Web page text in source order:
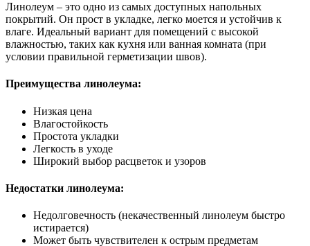
Линолеум – это одно из самых доступных напольных
покрытий. Он прост в укладке, легко моется и устойчив к
влаге. Идеальный вариант для помещений с высокой
влажностью, таких как кухня или ванная комната (при
условии правильной герметизации швов).
Преимущества линолеума:
Низкая цена
Влагостойкость
Простота укладки
Легкость в уходе
Широкий выбор расцветок и узоров
Недостатки линолеума:
Недолговечность (некачественный линолеум быстро
истирается)
Может быть чувствителен к острым предметам